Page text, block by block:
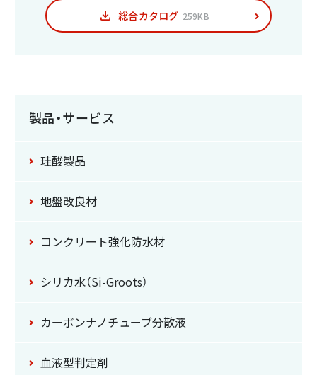
総合カタログ 259KB
製品・サービス
珪酸製品
地盤改良材
コンクリート強化防水材
シリカ水（Si-Groots）
カーボンナノチューブ分散液
血液型判定剤